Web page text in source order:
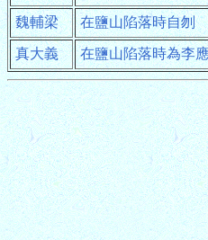
魏輔梁 在鹽山陷落時自刎
真大義 在鹽山陷落時為李